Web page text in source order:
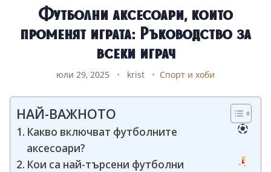
Футболни аксесоари, които
променят играта: Ръководство за
всеки играч
юли 29, 2025 • krist • Спорт и хоби
НАЙ-ВАЖНОТО
Какво включват футболните
аксесоари?
Кои са най-търсени футболни